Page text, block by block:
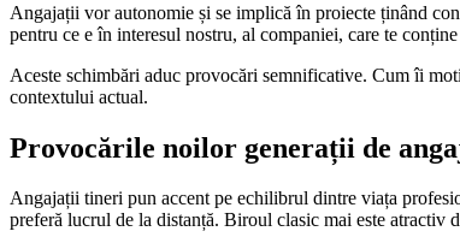
Angajații vor autonomie și se implică în proiecte ținând
pentru ce e în interesul nostru, al companiei, care te
Aceste schimbări aduc provocări semnificative. Cum îi
contextului actual.
Provocările noilor generații de
Angajații tineri pun accent pe echilibrul dintre viața
preferă lucrul de la distanță. Biroul clasic mai este atractiv